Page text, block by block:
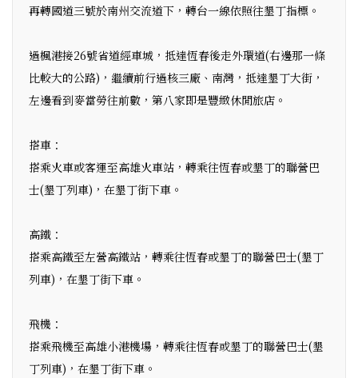
再轉國道三號於南州交流道下，轉台一線依照往墾丁指標。
過楓港接26號省道經車城，抵達恆春後走外環道(右邊那一條
比較大的公路)，繼續前行過核三廠、南灣，抵達墾丁大街，
左邊看到麥當勞往前數，第八家即是豐緻休閒旅店。
搭車：
搭乘火車或客運至高雄火車站，轉乘往恆春或墾丁的聯營巴
士(墾丁列車)，在墾丁街下車。
高鐵：
搭乘高鐵至左營高鐵站，轉乘往恆春或墾丁的聯營巴士(墾丁
列車)，在墾丁街下車。
飛機：
搭乘飛機至高雄小港機場，轉乘往恆春或墾丁的聯營巴士(墾
丁列車)，在墾丁街下車。